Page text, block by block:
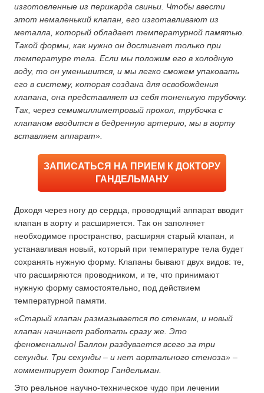
изготовленные из перикарда свиньи. Чтобы ввести
этот немаленький клапан, его изготавливают из
металла, который обладает температурной памятью.
Такой формы, как нужно он достигнет только при
температуре тела. Если мы положим его в холодную
воду, то он уменьшится, и мы легко сможем упаковать
его в систему, которая создана для освобождения
клапана, она представляет из себя тоненькую трубочку.
Так, через семимиллиметровый прокол, трубочка с
клапаном вводится в бедренную артерию, мы в аорту
вставляем аппарат».
ЗАПИСАТЬСЯ НА ПРИЕМ К ДОКТОРУ
ГАНДЕЛЬМАНУ
Доходя через ногу до сердца, проводящий аппарат вводит
клапан в аорту и расширяется. Так он заполняет
необходимое пространство, расширяя старый клапан, и
устанавливая новый, который при температуре тела будет
сохранять нужную форму. Клапаны бывают двух видов: те,
что расширяются проводником, и те, что принимают
нужную форму самостоятельно, под действием
температурной памяти.
«Старый клапан размазывается по стенкам, и новый
клапан начинает работать сразу же. Это
феноменально! Баллон раздувается всего за три
секунды. Три секунды – и нет аортального стеноза» –
комментирует доктор Гандельман.
Это реальное научно-техническое чудо при лечении